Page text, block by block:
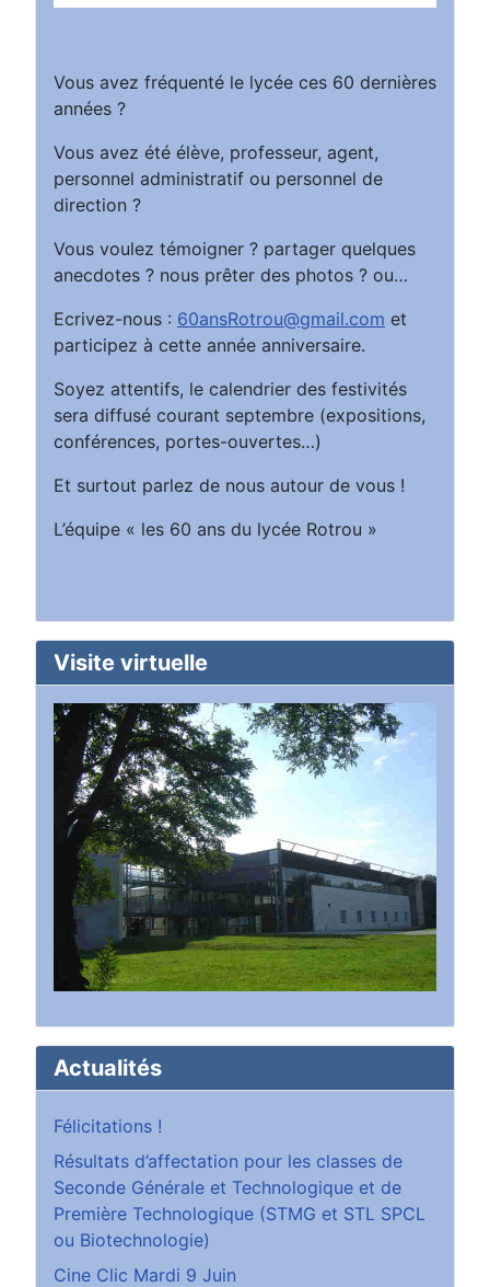
Vous avez fréquenté le lycée ces 60 dernières
années ?
Vous avez été élève, professeur, agent,
personnel administratif ou personnel de
direction ?
Vous voulez témoigner ? partager quelques
anecdotes ? nous prêter des photos ? ou…
Ecrivez-nous : 60ansRotrou@gmail.com et
participez à cette année anniversaire.
Soyez attentifs, le calendrier des festivités
sera diffusé courant septembre (expositions,
conférences, portes-ouvertes…)
Et surtout parlez de nous autour de vous !
L’équipe « les 60 ans du lycée Rotrou »
Visite virtuelle
Actualités
Félicitations !
Résultats d’affectation pour les classes de
Seconde Générale et Technologique et de
Première Technologique (STMG et STL SPCL
ou Biotechnologie)
Cine Clic Mardi 9 Juin